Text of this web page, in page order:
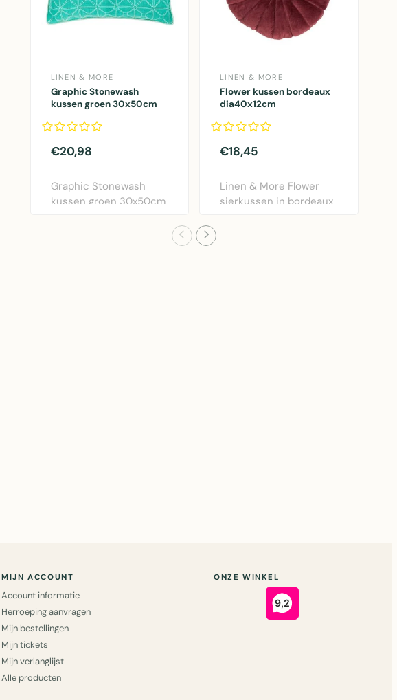
LINEN & MORE
Graphic Stonewash
kussen groen 30x50cm
€20,98
Graphic Stonewash
kussen groen 30x50cm
LINEN & MORE
Flower kussen bordeaux
dia40x12cm
€18,45
Linen & More Flower
sierkussen in bordeaux
MIJN ACCOUNT
Account informatie
Herroeping aanvragen
Mijn bestellingen
Mijn tickets
Mijn verlanglijst
Alle producten
ONZE WINKEL